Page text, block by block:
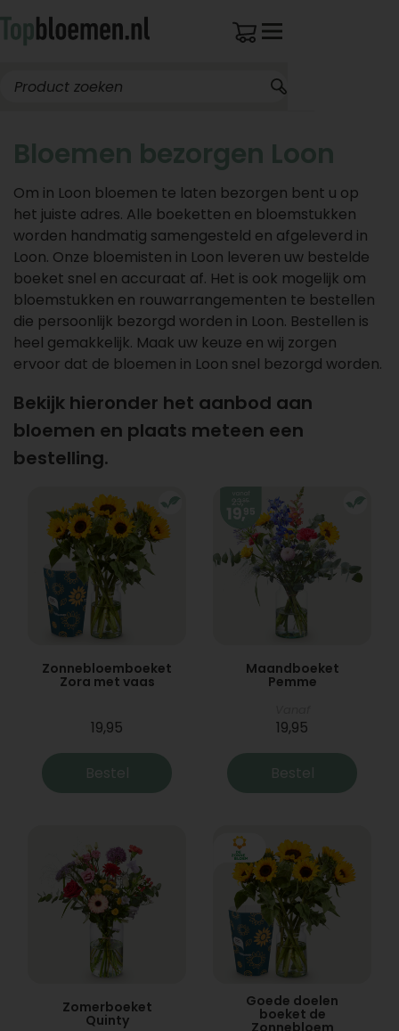
Bloemen bezorgen Loon
Om in Loon bloemen te laten bezorgen bent u op
het juiste adres. Alle boeketten en bloemstukken
worden handmatig samengesteld en afgeleverd in
Loon. Onze bloemisten in Loon leveren uw bestelde
boeket snel en accuraat af. Het is ook mogelijk om
bloemstukken en rouwarrangementen te bestellen
die persoonlijk bezorgd worden in Loon. Bestellen is
heel gemakkelijk. Maak uw keuze en wij zorgen
ervoor dat de bloemen in Loon snel bezorgd worden.
Bekijk hieronder het aanbod aan
bloemen en plaats meteen een
bestelling.
Zonnebloemboeket
Zora met vaas
19,95
Bestel
Maandboeket
Pemme
19,95
Bestel
Zomerboeket
Quinty
Goede doelen
boeket de
Zonnebloem